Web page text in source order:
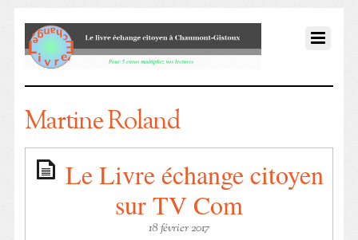
Martine Roland
Le Livre échange citoyen
sur TV Com
18 février 2017